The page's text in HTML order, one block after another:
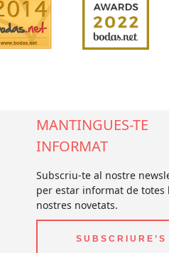
MANTINGUES-TE
INFORMAT
Subscriu-te al nostre
per estar informat de totes
nostres novetats.
SUBSCRIURE’S